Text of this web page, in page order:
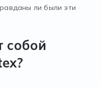
ли были эти
собой